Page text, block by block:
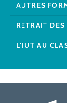
AUTRES
RETRAIT
L'IUT AU